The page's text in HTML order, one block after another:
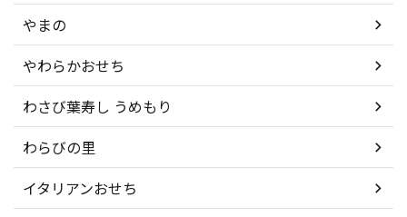
やまの
やわらかおせち
わさび葉寿し うめもり
わらびの里
イタリアンおせち